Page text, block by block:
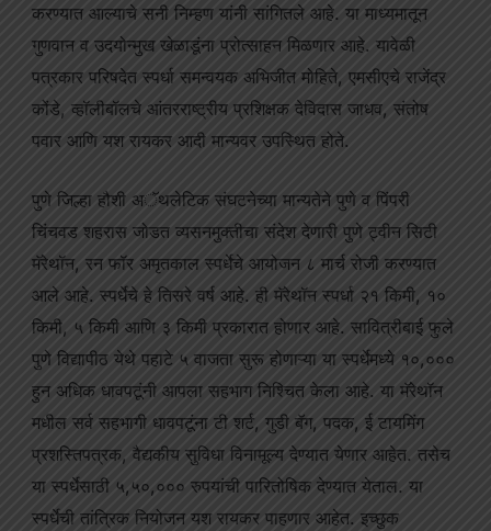
करण्यात आल्याचे सनी निम्हण यांनी सांगितले आहे. या माध्यमातून
गुणवान व उदयोन्मुख खेळाडूंना प्रोत्साहन मिळणार आहे. यावेळी
पत्रकार परिषदेत स्पर्धा समन्वयक अभिजीत मोहिते, एमसीएचे राजेंद्र
कोंडे, व्हॉलीबॉलचे आंतरराष्ट्रीय प्रशिक्षक देविदास जाधव, संतोष
पवार आणि यश रायकर आदी मान्यवर उपस्थित होते.
पुणे जिल्हा हौशी अॅथलेटिक संघटनेच्या मान्यतेने पुणे व पिंपरी
चिंचवड शहरास जोडत व्यसनमुक्तीचा संदेश देणारी पुणे ट्वीन सिटी
मॅरेथॉन, रन फॉर अमृतकाल स्पर्धेचे आयोजन ८ मार्च रोजी करण्यात
आले आहे. स्पर्धेचे हे तिसरे वर्ष आहे. ही मॅरेथॉन स्पर्धा २१ किमी, १०
किमी, ५ किमी आणि ३ किमी प्रकारात होणार आहे. सावित्रीबाई फुले
पुणे विद्यापीठ येथे पहाटे ५ वाजता सुरू होणाऱ्या या स्पर्धेमध्ये १०,०००
हुन अधिक धावपटूंनी आपला सहभाग निश्चित केला आहे. या मॅरेथॉन
मधील सर्व सहभागी धावपटूंना टी शर्ट, गुडी बॅग, पदक, ई टायमिंग
प्रशस्तिपत्रक, वैद्यकीय सुविधा विनामूल्य देण्यात येणार आहेत. तसेच
या स्पर्धेसाठी ५,५०,००० रुपयांची पारितोषिक देण्यात येताल. या
स्पर्धेची तांत्रिक नियोजन यश रायकर पाहणार आहेत. इच्छुक